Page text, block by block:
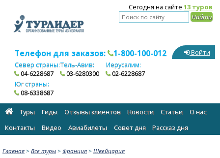
Сегодня на сайте 13 туров
Телефон для заказов: 1-800-100-012
Север страны:
04-6228687
Тель-Авив:
03-6280300
Иерусалим:
02-6228687
Юг страны:
08-6338687
Войти
Туры Гиды Отзывы клиентов Новости Статьи
О нас
Контакты
Видео Авиабилеты Cовет дня Рассказ дня
Главная > Все туры > Франция > Швейцария